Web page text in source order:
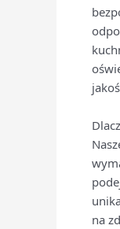
na